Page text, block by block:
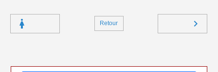
Retour